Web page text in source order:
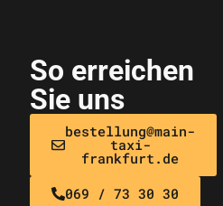
So erreichen
Sie uns
bestellung@main-
taxi-
frankfurt.de
069 / 73 30 30